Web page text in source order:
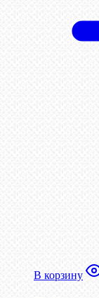
В корзину